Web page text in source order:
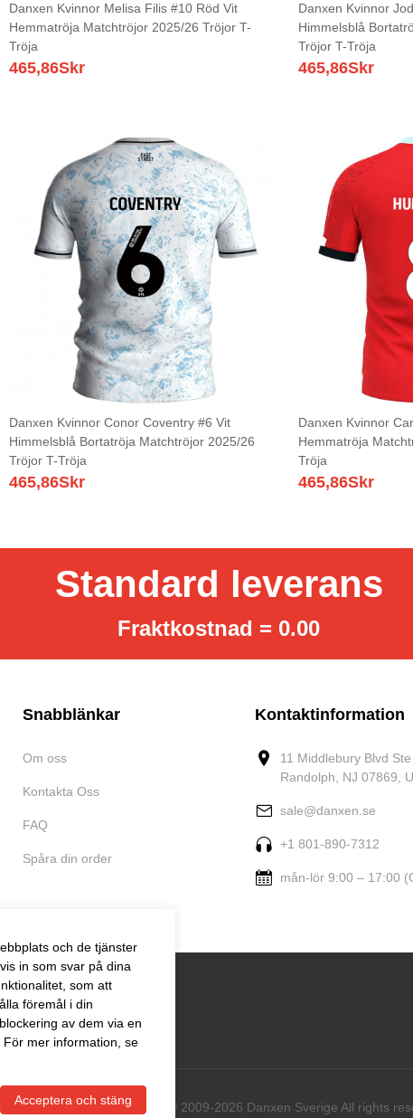
Danxen Kvinnor Melisa Filis #10 Röd Vit
Hemmatröja Matchtröjor 2025/26 Tröjor T-
Tröja
465,86Skr
Danxen Kvinnor
Himmelsblå
Tröjor T-Tröja
465,86Skr
Danxen Kvinnor Conor Coventry #6 Vit
Himmelsblå Bortatröja Matchtröjor 2025/26
Tröjor T-Tröja
465,86Skr
Danxen Kvinnor
Hemmatröja
Tröja
465,86Skr
Standard leverans
Fraktkostnad = 0.00
Snabblänkar
Om oss
Kontakta Oss
FAQ
Spåra din order
Kontaktinformation
11 Middlebury Blvd Ste
Randolph, NJ 07869,
sale@danxen.se
+1 801-890-7312
mån-lör 9:00 – 17:00
30 dagar
Copyright © 2009-2026 Danxen Sverige All rights
och de tjänster
in som svar på dina
som att
föremål i din
av dem via en
mer information, se
Acceptera och stäng